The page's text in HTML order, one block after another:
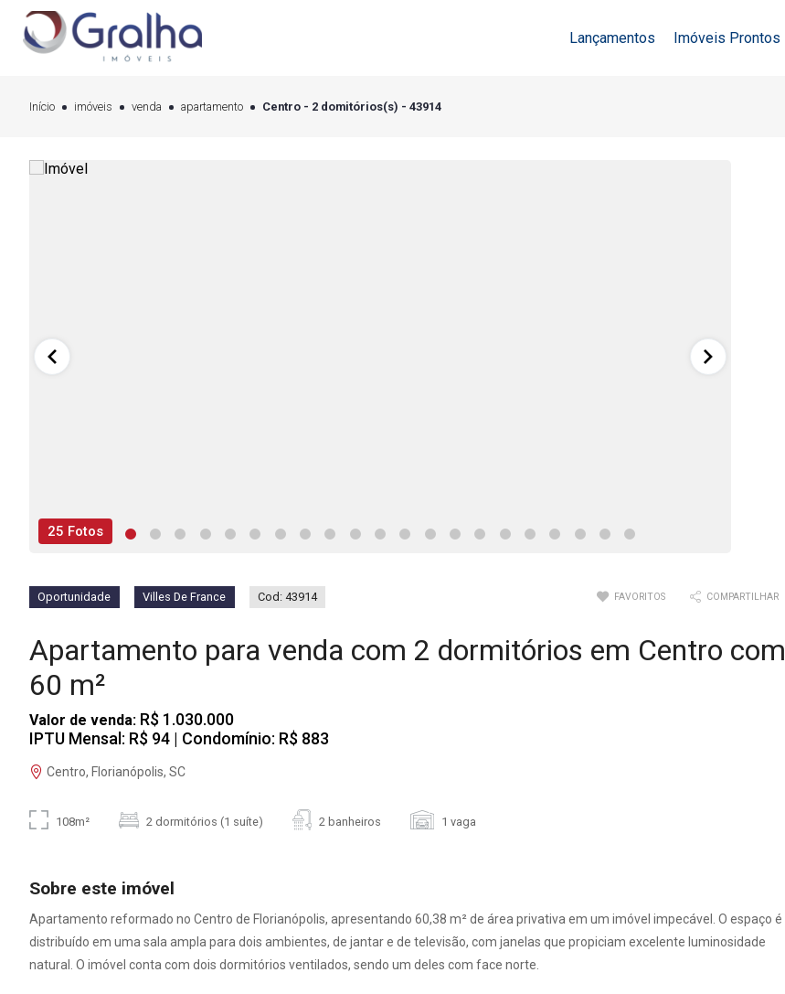
Lançamentos Imóveis Prontos
Início imóveis venda apartamento Centro - 2 domitórios(s) - 43914
25 Fotos
Oportunidade Villes De France Cod: 43914 FAVORITOS COMPARTILHAR
Apartamento para venda com 2 dormitórios em Centro com
60 m²
Valor de venda: R$ 1.030.000
IPTU Mensal: R$ 94 | Condomínio: R$ 883
Centro, Florianópolis, SC
108m² 2 dormitórios (1 suíte) 2 banheiros 1 vaga
Sobre este imóvel
Apartamento reformado no Centro de Florianópolis, apresentando 60,38 m² de área privativa em um imóvel impecável. O espaço é
distribuído em uma sala ampla para dois ambientes, de jantar e de televisão, com janelas que propiciam excelente luminosidade
natural. O imóvel conta com dois dormitórios ventilados, sendo um deles com face norte.